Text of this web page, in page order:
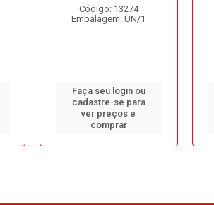
Código: 13274
Embalagem: UN/1
Faça seu login ou
cadastre-se para
ver preços e
comprar